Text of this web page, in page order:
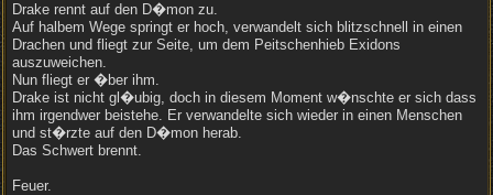
Drake rennt auf den D�mon zu.
Auf halbem Wege springt er hoch, verwandelt sich blitzschnell in einen
Drachen und fliegt zur Seite, um dem Peitschenhieb Exidons
auszuweichen.
Nun fliegt er �ber ihm.
Drake ist nicht gl�ubig, doch in diesem Moment w�nschte er sich dass
ihm irgendwer beistehe. Er verwandelte sich wieder in einen Menschen
und st�rzte auf den D�mon herab.
Das Schwert brennt.
Feuer.